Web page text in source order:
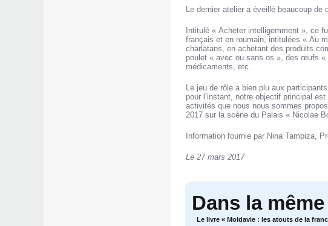
Le dernier atelier a éveillé beaucoup de
Intitulé « Acheter intelligemment », ce
français et en roumain, intitulées « Au
charlatans, en achetant des produits
poulet « avec ou sans os », des œufs
médicaments, etc.
Le jeu de rôle a bien plu aux
pour l’instant, notre objectif principal
activités que nous nous sommes
2017 sur la scène du Palais « Nicolae
Information fournie par Nina Tampiza,
Le 27 mars 2017
Dans la
Le livre « Moldavie : les atouts de la